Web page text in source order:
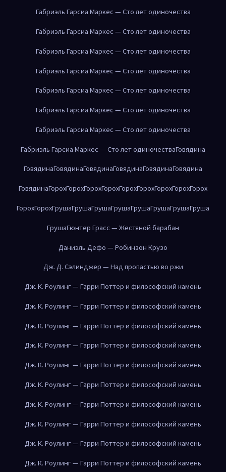
Габриэль Гарсиа Маркес — Сто лет одиночества
Габриэль Гарсиа Маркес — Сто лет одиночества
Габриэль Гарсиа Маркес — Сто лет одиночества
Габриэль Гарсиа Маркес — Сто лет одиночества
Габриэль Гарсиа Маркес — Сто лет одиночества
Габриэль Гарсиа Маркес — Сто лет одиночества
Габриэль Гарсиа Маркес — Сто лет одиночества
Габриэль Гарсиа Маркес — Сто лет одиночестваГовядина
ГовядинаГовядинаГовядинаГовядинаГовядинаГовядина
ГовядинаГорохГорохГорохГорохГорохГорохГорохГорохГорох
ГорохГорохГрушаГрушаГрушаГрушаГрушаГрушаГрушаГруша
ГрушаГюнтер Грасс — Жестяной барабан
Даниэль Дефо — Робинзон Крузо
Дж. Д. Сэлинджер — Над пропастью во ржи
Дж. К. Роулинг — Гарри Поттер и философский камень
Дж. К. Роулинг — Гарри Поттер и философский камень
Дж. К. Роулинг — Гарри Поттер и философский камень
Дж. К. Роулинг — Гарри Поттер и философский камень
Дж. К. Роулинг — Гарри Поттер и философский камень
Дж. К. Роулинг — Гарри Поттер и философский камень
Дж. К. Роулинг — Гарри Поттер и философский камень
Дж. К. Роулинг — Гарри Поттер и философский камень
Дж. К. Роулинг — Гарри Поттер и философский камень
Дж. К. Роулинг — Гарри Поттер и философский камень